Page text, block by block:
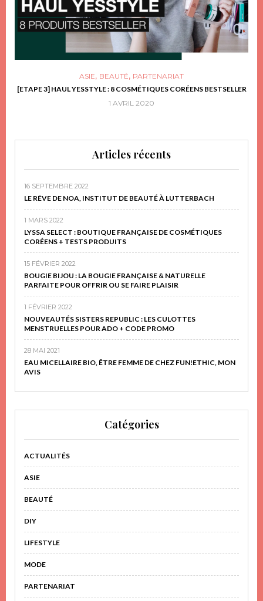
ASIE, BEAUTÉ, PARTENARIAT
[ETAPE 3] HAUL YESSTYLE : 8 COSMÉTIQUES CORÉENS BESTSELLER
1 AVRIL 2020
Articles récents
16 SEPTEMBRE 2022
LE RÊVE DE NOA, INSTITUT DE BEAUTÉ À LUTTERBACH
1 MARS 2022
LYSSA SELECT : BOUTIQUE FRANÇAISE DE COSMÉTIQUES
CORÉENS + TESTS PRODUITS
15 FÉVRIER 2022
BOUGIE BIJOU : LA BOUGIE FRANÇAISE & NATURELLE
PARFAITE POUR OFFRIR OU SE FAIRE PLAISIR
1 FÉVRIER 2022
NOUVEAUTÉS SISTERS REPUBLIC : LES CULOTTES
MENSTRUELLES POUR ADO + CODE PROMO
28 MAI 2021
EAU MICELLAIRE BIO, ÊTRE FEMME DE CHEZ FUN!ETHIC, MON
AVIS
Catégories
ACTUALITÉS
ASIE
BEAUTÉ
DIY
LIFESTYLE
MODE
PARTENARIAT